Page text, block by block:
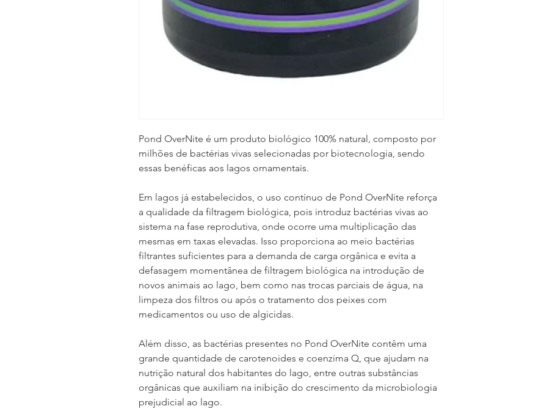
Pond OverNite é um produto biológico 100% natural, composto por
milhões de bactérias vivas selecionadas por biotecnologia, sendo
essas benéficas aos lagos ornamentais.
Em lagos já estabelecidos, o uso contínuo de Pond OverNite reforça
a qualidade da filtragem biológica, pois introduz bactérias vivas ao
sistema na fase reprodutiva, onde ocorre uma multiplicação das
mesmas em taxas elevadas. Isso proporciona ao meio bactérias
filtrantes suficientes para a demanda de carga orgânica e evita a
defasagem momentânea de filtragem biológica na introdução de
novos animais ao lago, bem como nas trocas parciais de água, na
limpeza dos filtros ou após o tratamento dos peixes com
medicamentos ou uso de algicidas.
Além disso, as bactérias presentes no Pond OverNite contêm uma
grande quantidade de carotenoides e coenzima Q, que ajudam na
nutrição natural dos habitantes do lago, entre outras substâncias
orgânicas que auxiliam na inibição do crescimento da microbiologia
prejudicial ao lago.